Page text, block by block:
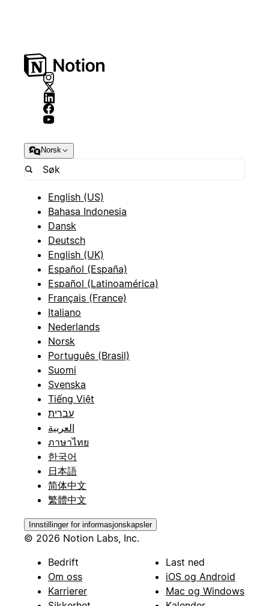
Norsk
English (US)
Bahasa Indonesia
Dansk
Deutsch
English (UK)
Español (España)
Español (Latinoamérica)
Français (France)
Italiano
Nederlands
Norsk
Português (Brasil)
Suomi
Svenska
Tiếng Việt
עברית
العربية
ภาษาไทย
한국어
日本語
简体中文
繁體中文
Innstillinger for informasjonskapsler
© 2026 Notion Labs, Inc.
Bedrift
Om oss
Karrierer
Last ned
iOS og Android
Mac og Windows